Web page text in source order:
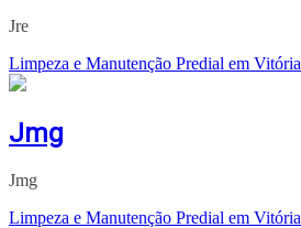
Jre
Limpeza e Manutenção Predial em Vitória
Jmg
Jmg
Limpeza e Manutenção Predial em Vitória